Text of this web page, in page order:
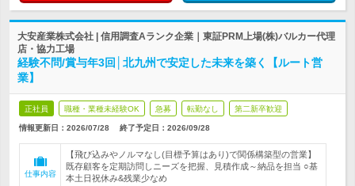
大安産業株式会社 | 信用調査Aランク企業｜東証PRM上場(株)バルカー代理
店・協力工場
経験不問/賞与年3回│北九州で安定した未来を築く【ルート営
業】
正社員 職種・業種未経験OK 急募 転勤なし 第二新卒歓迎
情報更新日：2026/07/28 終了予定日： 2026/09/28
仕事内容
【飛び込みやノルマなし(目標予算はあり)で関係構築型の営業】
既存顧客を定期訪問しニーズを把握、見積作成～納品を担当 ○基
本土日祝休み&残業少なめ